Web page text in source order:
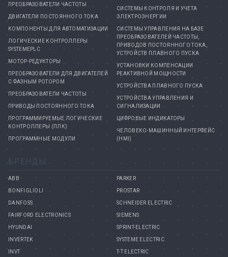
ПРЕОБРАЗОВАТЕЛИ ЧАСТОТЫ
ДВИГАТЕЛИ ПОСТОЯННОГО ТОКА
КОМПОНЕНТЫ ДЛЯ АВТОМАТИЗАЦИИ
ЛОГИЧЕСКИЕ КОНТРОЛЛЕРЫ
SYSTEMEPLC
МОТОР-РЕДУКТОРЫ
ПРЕОБРАЗОВАТЕЛИ ДЛЯ ДВИГАТЕЛЕЙ
С ФАЗНЫМ РОТОРОМ
ПРЕОБРАЗОВАТЕЛИ ЧАСТОТЫ
ПРИВОДЫ ПОСТОЯННОГО ТОКА
ПРОГРАММИРУЕМЫЕ ЛОГИЧЕСКИЕ
КОНТРОЛЛЕРЫ (ПЛК)
ПРОГРАММНЫЕ МОДУЛИ
СИСТЕМЫ КОНТРОЛЯ И УЧЕТА
ЭЛЕКТРОЭНЕРГИИ
СИСТЕМЫ УПРАВЛЕНИЯ НА БАЗЕ
ПРЕОБРАЗОВАТЕЛЕЙ ЧАСТОТЫ,
ПРИВОДОВ ПОСТОЯННОГО ТОКА,
УСТРОЙСТВ ПЛАВНОГО ПУСКА
УСТАНОВКИ КОМПЕНСАЦИИ
РЕАКТИВНОЙ МОЩНОСТИ
УСТРОЙСТВА ПЛАВНОГО ПУСКА
УСТРОЙСТВА УПРАВЛЕНИЯ И
СИГНАЛИЗАЦИИ
ЦИФРОВЫЕ ИНДИКАТОРЫ
ЧЕЛОВЕКО-МАШИННЫЙ ИНТЕРФЕЙС
(HMI)
БРЕНДЫ
ABB
BONFIGLIOLI
DANFOSS
FAIRFORD ELECTRONICS
HYUNDAI
INVERTEK
INVT
PARKER
PROSTAR
SCHNEIDER ELECTRIC
SIEMENS
SPRINT-ELECTRIC
SYSTEME ELECTRIC
T-T ELECTRIC